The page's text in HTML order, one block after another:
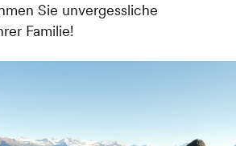
Sie unvergessliche
Familie!